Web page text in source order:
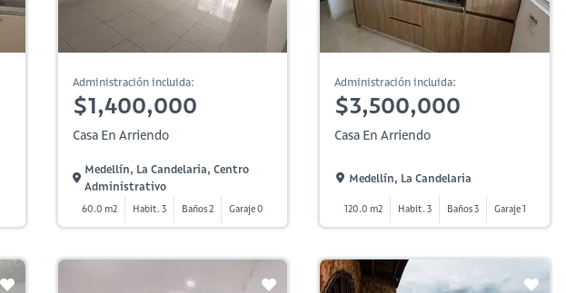
Administración incluida:
$1,400,000
Casa En Arriendo
Medellín, La Candelaria, Centro
Administrativo
60.0 m2 Habit. 3 Baños 2 Garaje 0
Administración incluida:
$3,500,000
Casa En Arriendo
Medellín, La Candelaria
120.0 m2 Habit. 3 Baños 3 Garaje 1